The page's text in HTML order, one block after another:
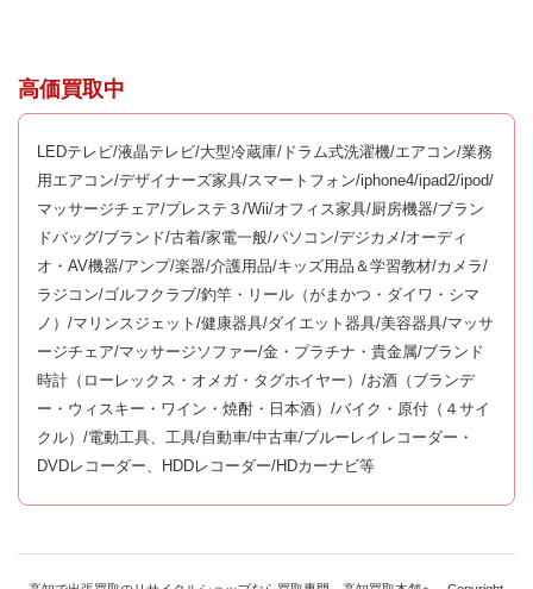
高価買取中
LEDテレビ/液晶テレビ/大型冷蔵庫/ドラム式洗濯機/エアコン/業務
用エアコン/デザイナーズ家具/スマートフォン/iphone4/ipad2/ipod/
マッサージチェア/プレステ３/Wii/オフィス家具/厨房機器/ブラン
ドバッグ/ブランド/古着/家電一般/パソコン/デジカメ/オーディ
オ・AV機器/アンプ/楽器/介護用品/キッズ用品＆学習教材/カメラ/
ラジコン/ゴルフクラブ/釣竿・リール（がまかつ・ダイワ・シマ
ノ）/マリンスジェット/健康器具/ダイエット器具/美容器具/マッサ
ージチェア/マッサージソファー/金・プラチナ・貴金属/ブランド
時計（ローレックス・オメガ・タグホイヤー）/お酒（ブランデ
ー・ウィスキー・ワイン・焼酎・日本酒）/バイク・原付（４サイ
クル）/電動工具、工具/自動車/中古車/ブルーレイレコーダー・
DVDレコーダー、HDDレコーダー/HDカーナビ等